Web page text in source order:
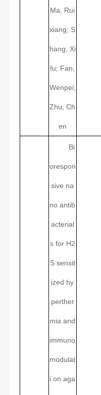
Ma, Rui
xiang; S
hang, Xi
fu; Fan,
Wenpei;
Zhu, Ch
en
Bi
orespon
sive na
no antib
acterial
s for H2
S sensit
ized hy
perther
mia and
immuno
modulat
i on aga